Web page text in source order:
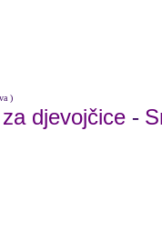
)
djevojčice -